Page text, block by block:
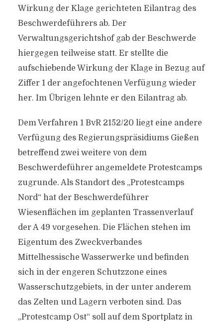
Wirkung der Klage gerichteten Eilantrag des
Beschwerdeführers ab. Der
Verwaltungsgerichtshof gab der Beschwerde
hiergegen teilweise statt. Er stellte die
aufschiebende Wirkung der Klage in Bezug auf
Ziffer 1 der angefochtenen Verfügung wieder
her. Im Übrigen lehnte er den Eilantrag ab.
Dem Verfahren 1 BvR 2152/20 liegt eine andere
Verfügung des Regierungspräsidiums Gießen
betreffend zwei weitere von dem
Beschwerdeführer angemeldete Protestcamps
zugrunde. Als Standort des „Protestcamps
Nord“ hat der Beschwerdeführer
Wiesenflächen im geplanten Trassenverlauf
der A 49 vorgesehen. Die Flächen stehen im
Eigentum des Zweckverbandes
Mittelhessische Wasserwerke und befinden
sich in der engeren Schutzzone eines
Wasserschutzgebiets, in der unter anderem
das Zelten und Lagern verboten sind. Das
„Protestcamp Ost“ soll auf dem Sportplatz in